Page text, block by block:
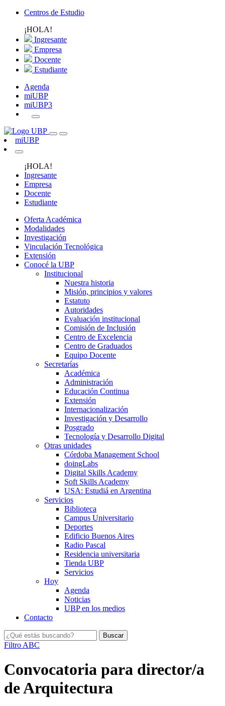
Centros de Estudio
¡HOLA!
Ingresante
Empresa
Docente
Estudiante
Agenda
miUBP
miUBP3
miUBP
¡HOLA!
Ingresante
Empresa
Docente
Estudiante
Oferta Académica
Modalidades
Investigación
Vinculación Tecnológica
Extensión
Conocé la UBP
Institucional
Nuestra historia
Misión, principios y valores
Estatuto
Autoridades
Evaluación institucional
Comisión de Inclusión
Centro de Excelencia
Centro de Graduados
Equipo Docente
Secretarías
Académica
Administración
Educación Continua
Extensión
Internacionalización
Investigación y Desarrollo
Posgrado
Tecnología y Desarrollo Digital
Otras unidades
Córdoba Management School
doingLabs
Digital Skills Academy
Soft Skills Academy
USA: Estudiá en Argentina
Servicios
Biblioteca
Campus Universitario
Deportes
Edificio Buenos Aires
Radio Pascal
Residencia universitaria
Tienda UBP
Servicios
Hoy
Agenda
Noticias
UBP en los medios
Contacto
Filtro ABC
Convocatoria para director/a
de Arquitectura